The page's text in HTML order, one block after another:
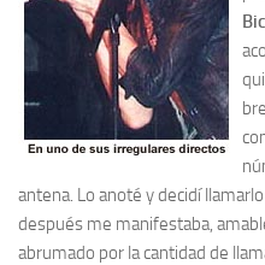
antena. Lo anoté y decidí
después me manifestaba,
abrumado por la cantidad de